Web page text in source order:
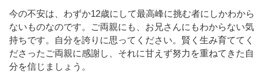
今の不安は、わずか12歳にして最高峰に挑む者にしかわから
ないものなのです。ご両親にも、お兄さんにもわからない気
持ちです。自分を誇りに思ってください。賢く生み育ててく
ださったご両親に感謝し、それに甘えず努力を重ねてきた自
分を信じましょう。